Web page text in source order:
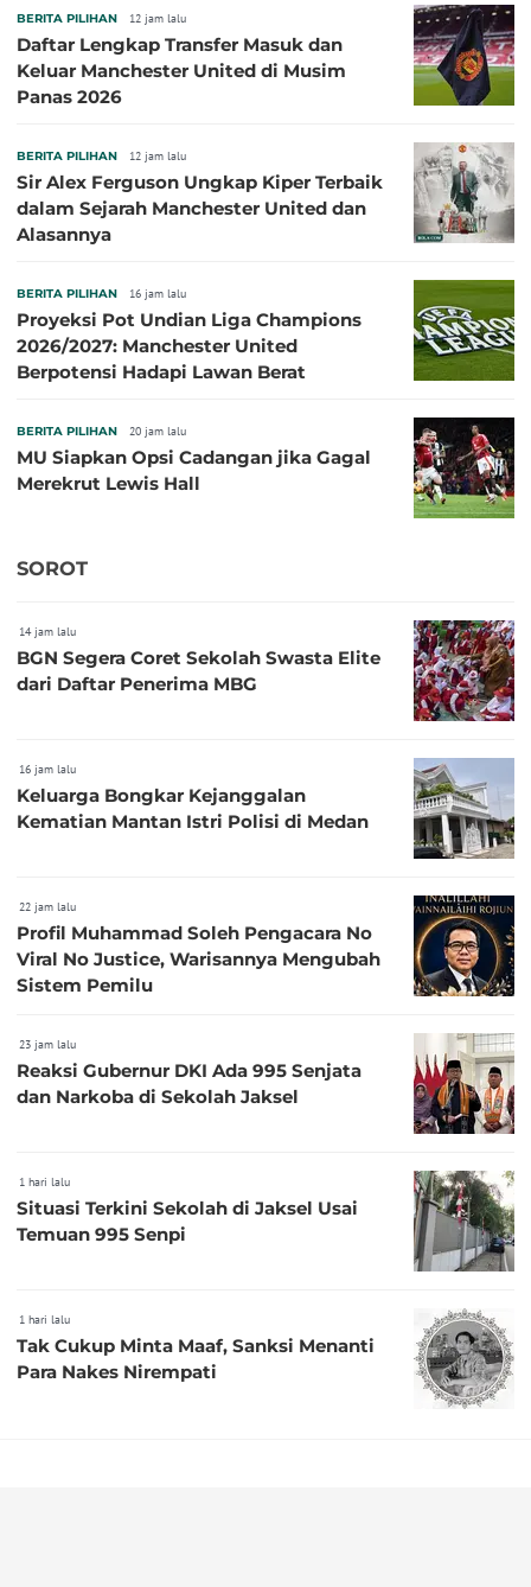
BERITA PILIHAN 12 jam lalu
Daftar Lengkap Transfer Masuk dan
Keluar Manchester United di Musim
Panas 2026
BERITA PILIHAN 12 jam lalu
Sir Alex Ferguson Ungkap Kiper Terbaik
dalam Sejarah Manchester United dan
Alasannya
BERITA PILIHAN 16 jam lalu
Proyeksi Pot Undian Liga Champions
2026/2027: Manchester United
Berpotensi Hadapi Lawan Berat
BERITA PILIHAN 20 jam lalu
MU Siapkan Opsi Cadangan jika Gagal
Merekrut Lewis Hall
SOROT
14 jam lalu
BGN Segera Coret Sekolah Swasta Elite
dari Daftar Penerima MBG
16 jam lalu
Keluarga Bongkar Kejanggalan
Kematian Mantan Istri Polisi di Medan
22 jam lalu
Profil Muhammad Soleh Pengacara No
Viral No Justice, Warisannya Mengubah
Sistem Pemilu
23 jam lalu
Reaksi Gubernur DKI Ada 995 Senjata
dan Narkoba di Sekolah Jaksel
1 hari lalu
Situasi Terkini Sekolah di Jaksel Usai
Temuan 995 Senpi
1 hari lalu
Tak Cukup Minta Maaf, Sanksi Menanti
Para Nakes Nirempati